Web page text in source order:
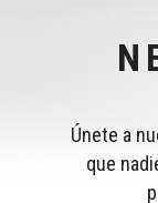
Únete a
que